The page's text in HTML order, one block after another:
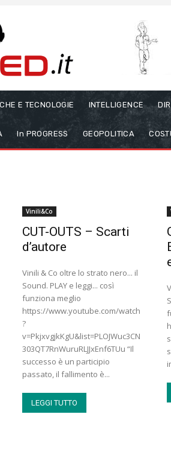
E TECNOLOGIE INTELLIGENCE
In PROGRESS GEOPOLITICA
Vinili&Co
CUT-OUTS – Scarti
d’autore
Vinili & Co oltre lo strato nero... il
Sound. PLAY e leggi... così
funziona meglio
https://www.youtube.com/watch
?
v=PkjxvgjkKgU&list=PLOJWuc3CN
303QT7RnWuruRLJJxEnf6TUu “Il
successo è un participio
passato, il fallimento è...
LEGGI TUTTO